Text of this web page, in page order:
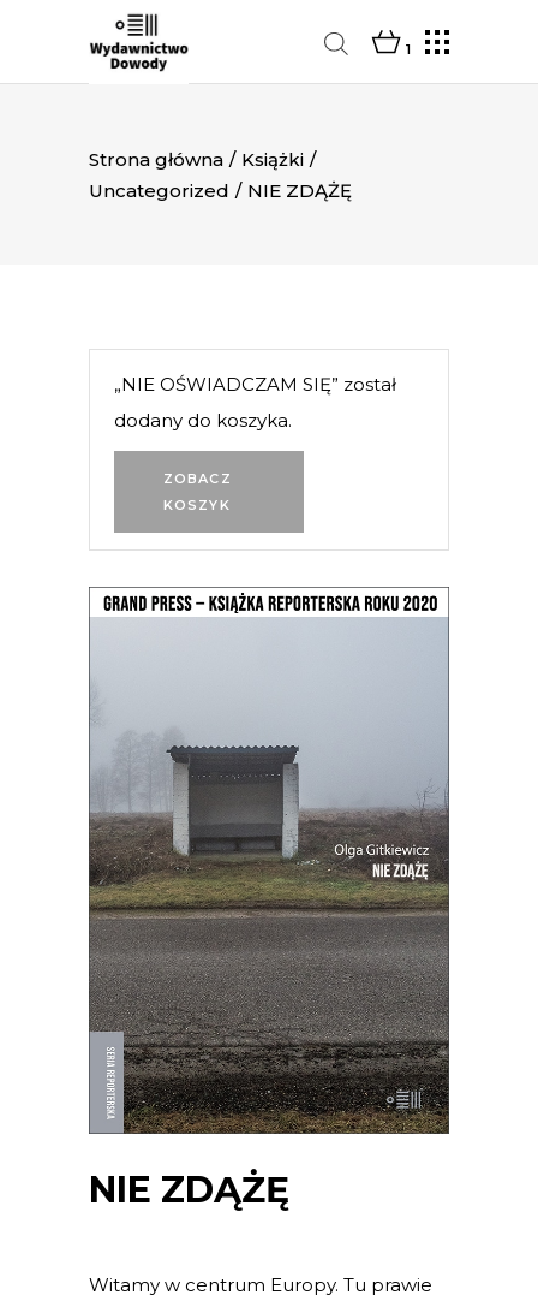
1
Strona główna / Książki /
Uncategorized / NIE ZDĄŻĘ
ZOBACZ
KOSZYK
„NIE OŚWIADCZAM SIĘ” został
dodany do koszyka.
NIE ZDĄŻĘ
Witamy w centrum Europy. Tu prawie